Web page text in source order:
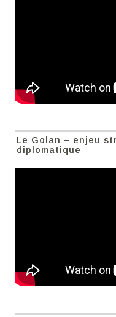
Le Golan – enjeu
diplomatique